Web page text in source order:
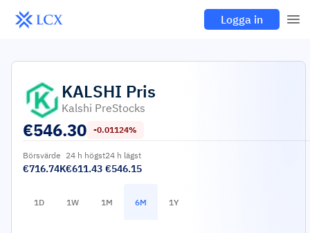
Logga in
KALSHI Pris
Kalshi PreStocks
€546.30 -0.01124%
Börsvärde
€716.74K
24 h högst
€611.43
24 h lägst
€546.15
1D 1W 1M 6M 1Y